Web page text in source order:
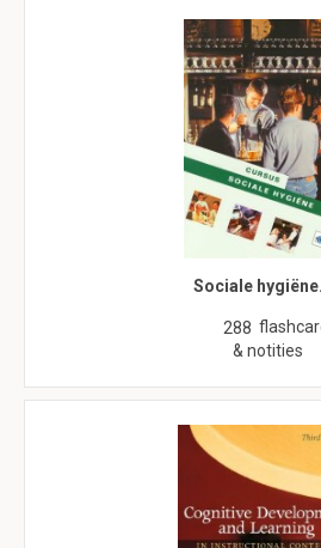
Sociale hygiëne.
288
& notities